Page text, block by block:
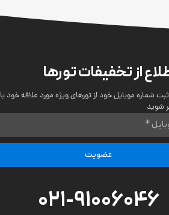
از تخفیفات تورها
ثبت شماره موبایل خود از تورهای ویژه مورد علاقه خود با
شوید
عضویت
021-91006046